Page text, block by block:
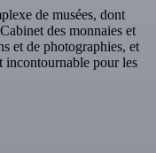
de musées, dont
des monnaies et
et de photographies, et
incontournable pour les